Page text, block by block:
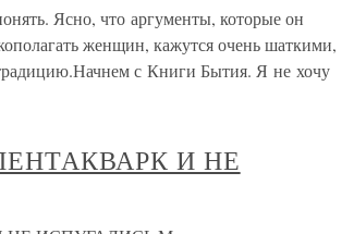
Ясно, что аргументы, которые он
женщин, кажутся очень шаткими,
с Книги Бытия. Я не хочу
И НЕ